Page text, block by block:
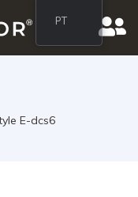
E-dcs6
PT